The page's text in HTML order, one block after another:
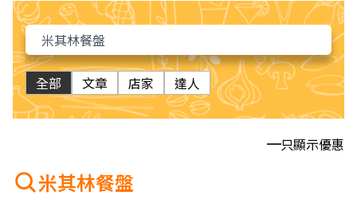
全部 文章 店家 達人
只顯示優惠
米其林餐盤